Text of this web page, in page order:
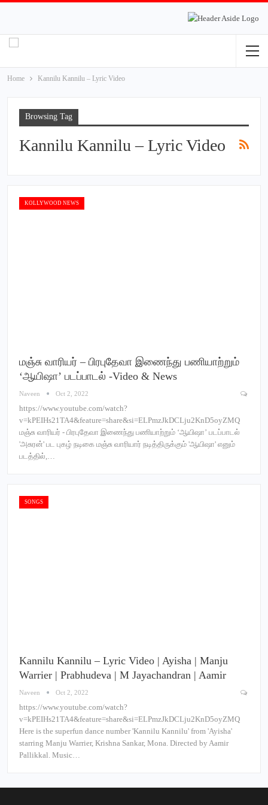
Home Kannilu Kannilu – Lyric Video
Browsing Tag
Kannilu Kannilu – Lyric Video
KOLLYWOOD NEWS
மஞ்சு வாரியர் – பிரபுதேவா இணைந்து பணியாற்றும்
‘ஆயிஷா’ படப்பாடல் -Video & News
Naveen Oct 2, 2022
https://www.youtube.com/watch?
v=kPEIHs21TA4&feature=share&si=ELPmzJkDCLju2KnD5oyZMQ
மஞ்சு வாரியர் - பிரபுதேவா இணைந்து பணியாற்றும் ‘ஆயிஷா’ படப்பாடல்
'அசுரன்' பட புகழ் நடிகை மஞ்சு வாரியார் நடித்திருக்கும் 'ஆயிஷா' எனும்
படத்தில்,…
SONGS
Kannilu Kannilu – Lyric Video | Ayisha | Manju
Warrier | Prabhudeva | M Jayachandran | Aamir
Naveen Oct 2, 2022
https://www.youtube.com/watch?
v=kPEIHs21TA4&feature=share&si=ELPmzJkDCLju2KnD5oyZMQ
Here is the superfun dance number 'Kannilu Kannilu' from 'Ayisha'
starring Manju Warrier, Krishna Sankar, Mona. Directed by Aamir
Pallikkal. Music…